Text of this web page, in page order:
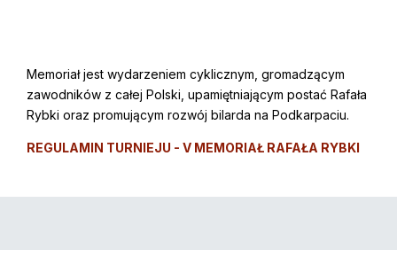
Memoriał jest wydarzeniem cyklicznym, gromadzącym
zawodników z całej Polski, upamiętniającym postać Rafała
Rybki oraz promującym rozwój bilarda na Podkarpaciu.
REGULAMIN TURNIEJU - V MEMORIAŁ RAFAŁA RYBKI